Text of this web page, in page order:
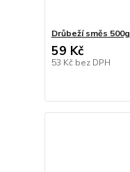
Drůbeží směs 500g
59 Kč
53 Kč bez DPH